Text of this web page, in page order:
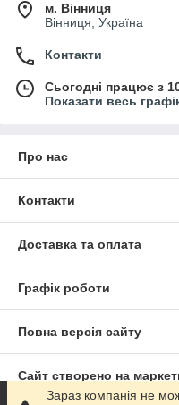
м. Вінниця
Вінниця, Україна
Контакти
Сьогодні працює з
Показати весь
Про нас
Контакти
Доставка та оплата
Графік роботи
Повна версія сайту
Сайт створено на
Зараз компанія не